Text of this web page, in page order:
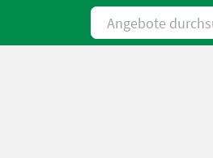
Angebote durchsuchen